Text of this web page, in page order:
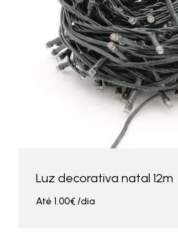
Luz decorativa natal 12m
Até 1.00€/dia